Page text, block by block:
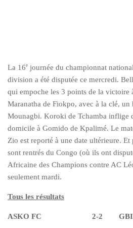
La 16e journée du championnat
division a été disputée ce mercredi.
qui empoche les 3 points de la victoire
Maranatha de Fiokpo, avec à la clé,
Mounagbi. Koroki de Tchamba inflige
domicile à Gomido de Kpalimé. Le
Zio est reporté à une date ultérieure.
sont rentrés du Congo (où ils ont
Africaine des Champions contre AC
seulement mardi.
Tous les résultats
ASKO FC 2-2